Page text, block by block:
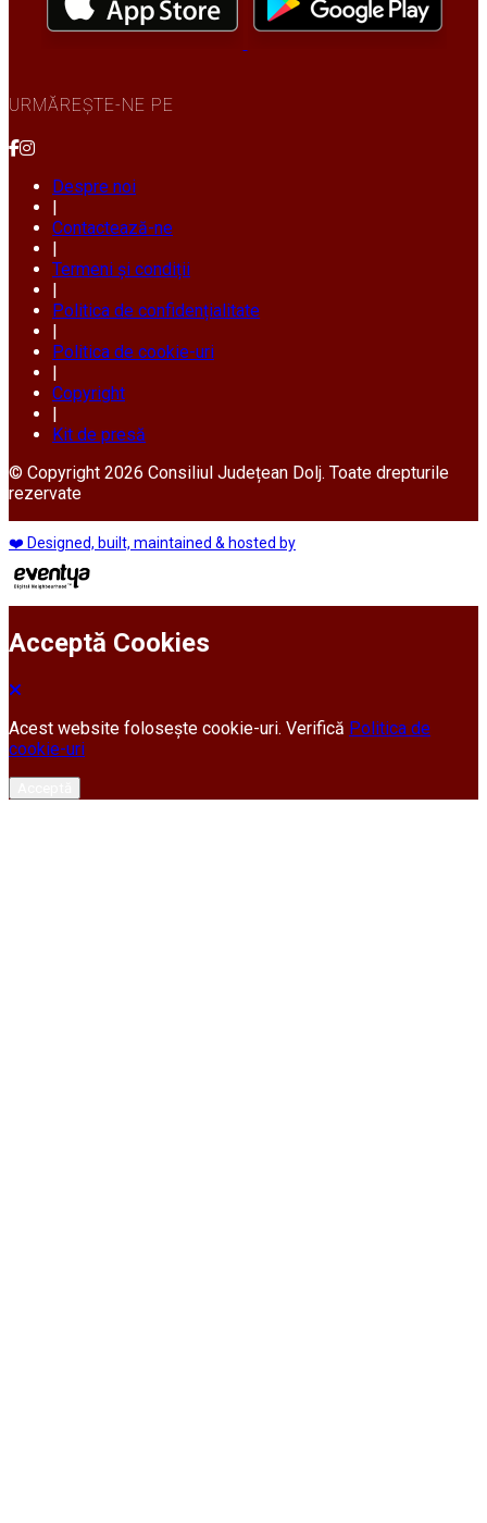
URMĂREȘTE-NE PE
Despre noi
|
Contactează-ne
|
Termeni și condiții
|
Politica de confidențialitate
|
Politica de cookie-uri
|
Copyright
|
Kit de presă
© Copyright 2026 Consiliul Județean Dolj. Toate drepturile
rezervate
❤️ Designed, built, maintained & hosted by
Acceptă Cookies
Acest website folosește cookie-uri. Verifică Politica de
cookie-uri